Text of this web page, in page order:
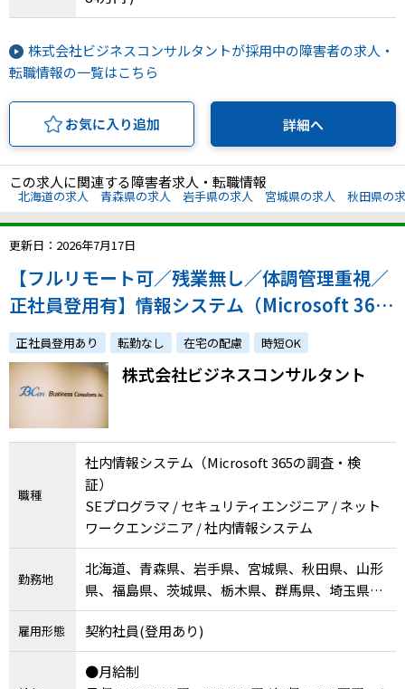
大分県、宮崎県、鹿児島県、沖縄県
株式会社ビジネスコンサルタントが採用中の障害者の求人・
転職情報の一覧はこちら
お気に入り追加 詳細へ
この求人に関連する障害者求人・転職情報
北海道の求人 青森県の求人 岩手県の求人 宮城県の求人 秋田県の
更新日：2026年7月17日
【フルリモート可／残業無し／体調管理重視／
正社員登用有】情報システム（Microsoft 365
の調査・検証）／体調への配慮やご家庭との両
立をしながら経験を活かしませんか？
正社員登用あり 転勤なし 在宅の配慮 時短OK
株式会社ビジネスコンサルタント
職種
社内情報システム（Microsoft 365の調査・検
証）
SEプログラマ / セキュリティエンジニア / ネット
ワークエンジニア / 社内情報システム
勤務地
北海道、青森県、岩手県、宮城県、秋田県、山形
県、福島県、茨城県、栃木県、群馬県、埼玉県、
千葉県、東京都、神奈川県、新潟県、富山県、石
川県、福井県、山梨県、長野県、岐阜県、静岡
県、愛知県、三重県、滋賀県、京都府、大阪府、
兵庫県、奈良県、和歌山県、鳥取県、島根県、岡
雇用形態 契約社員(登用あり)
●月給制